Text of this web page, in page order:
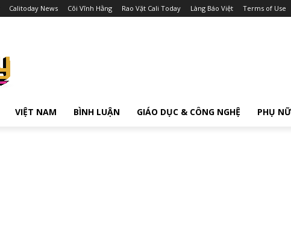
Calitoday News Cõi Vĩnh Hằng Rao Vặt Cali Today Làng Báo Việt Terms of Use
VIỆT NAM BÌNH LUẬN GIÁO DỤC & CÔNG NGHỆ PHỤ NỮ